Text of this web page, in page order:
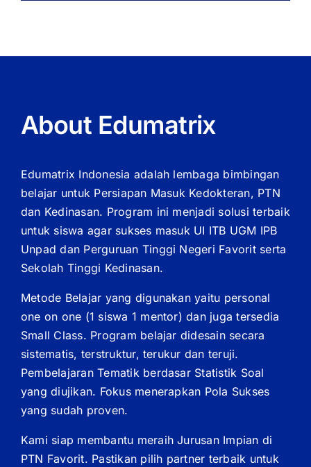
About Edumatrix
Edumatrix Indonesia adalah lembaga bimbingan
belajar untuk Persiapan Masuk Kedokteran, PTN
dan Kedinasan. Program ini menjadi solusi terbaik
untuk siswa agar sukses masuk UI ITB UGM IPB
Unpad dan Perguruan Tinggi Negeri Favorit serta
Sekolah Tinggi Kedinasan.
Metode Belajar yang digunakan yaitu personal
one on one (1 siswa 1 mentor) dan juga tersedia
Small Class. Program belajar didesain secara
sistematis, terstruktur, terukur dan teruji.
Pembelajaran Tematik berdasar Statistik Soal
yang diujikan. Fokus menerapkan Pola Sukses
yang sudah proven.
Kami siap membantu meraih Jurusan Impian di
PTN Favorit. Pastikan pilih partner terbaik untuk